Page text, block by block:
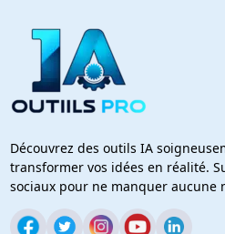
Découvrez des outils IA
transformer vos idées en réalité.
sociaux pour ne manquer aucune